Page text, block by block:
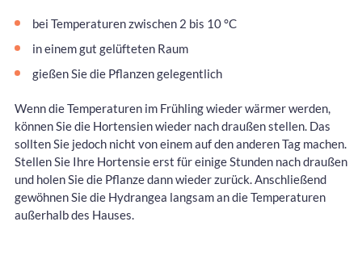
bei Temperaturen zwischen 2 bis 10 °C
in einem gut gelüfteten Raum
gießen Sie die Pflanzen gelegentlich
Wenn die Temperaturen im Frühling wieder wärmer werden,
können Sie die Hortensien wieder nach draußen stellen. Das
sollten Sie jedoch nicht von einem auf den anderen Tag machen.
Stellen Sie Ihre Hortensie erst für einige Stunden nach draußen
und holen Sie die Pflanze dann wieder zurück. Anschließend
gewöhnen Sie die Hydrangea langsam an die Temperaturen
außerhalb des Hauses.